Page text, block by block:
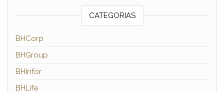
CATEGORIAS
BHCorp
BHGroup
BHInfor
BHLife